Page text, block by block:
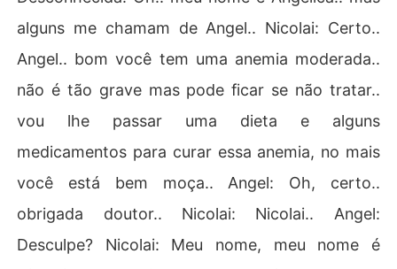
alguns me chamam de Angel.. Nicolai: Certo..
Angel.. bom você tem uma anemia moderada..
não é tão grave mas pode ficar se não tratar..
vou lhe passar uma dieta e alguns
medicamentos para curar essa anemia, no mais
você está bem moça.. Angel: Oh, certo..
obrigada doutor.. Nicolai: Nicolai.. Angel:
Desculpe? Nicolai: Meu nome, meu nome é